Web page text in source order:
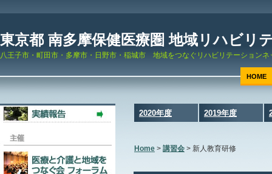
東京都 南多摩保健医療圏 地域リハビリ
八王子市・町田市・多摩市・日野市・稲城市 地域をつなぐリハビリテーションネ
HOME
2020年度 2019年度
Home > 講習会 > 新人教育研修